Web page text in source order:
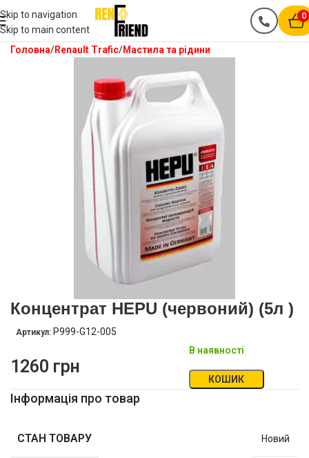
Skip to navigation
Skip to main content
0
Головна Renault Trafic Мастила та рідини
Концентрат HEPU (червоний) (5л )
Артикул: P999-G12-005
1260 грн
В наявності
КОШИК
Інформація про товар
СТАН ТОВАРУ Новий